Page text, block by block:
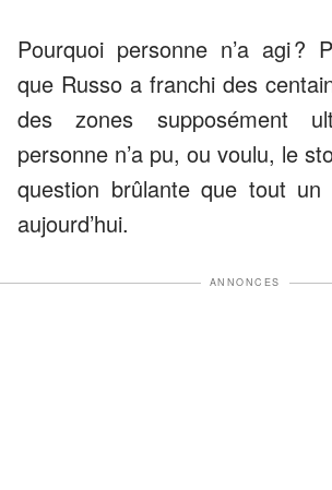
Pourquoi personne n’a agi ?
que Russo a franchi des
des zones supposément
personne n’a pu, ou voulu, le
question brûlante que tout
aujourd’hui.
ANNONCES